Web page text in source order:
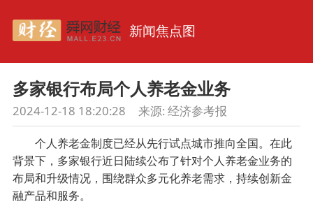
新闻焦点图
多家银行布局个人养老金业务
2024-12-18 18:20:28 来源: 经济参考报
个人养老金制度已经从先行试点城市推向全国。在此
背景下，多家银行近日陆续公布了针对个人养老金业务的
布局和升级情况，围绕群众多元化养老需求，持续创新金
融产品和服务。